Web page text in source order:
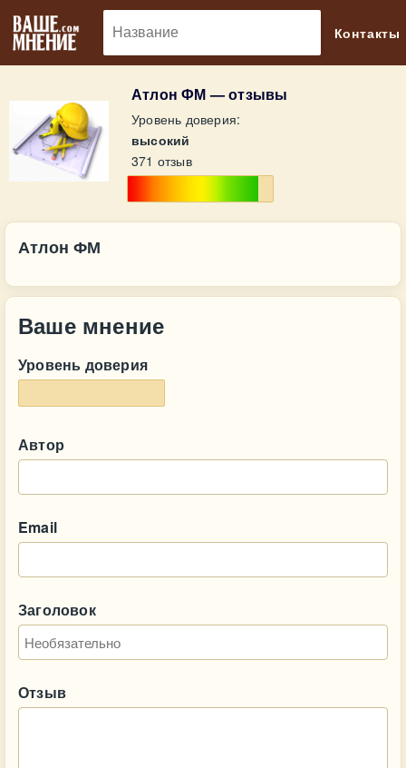
Контакты
Атлон ФМ — отзывы
Уровень доверия:
высокий
371 отзыв
Атлон ФМ
Ваше мнение
Уровень доверия
Автор
Email
Заголовок
Отзыв